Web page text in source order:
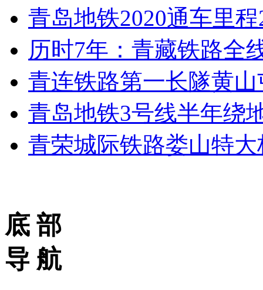
青岛地铁2020通车里
历时7年：青藏铁路全
青连铁路第一长隧黄
青岛地铁3号线半年绕
青荣城际铁路娄山特
底 部
导 航